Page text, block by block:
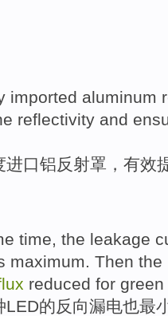
imported aluminum
reflectivity and
进口铝反射罩， 有效
time, the leakage
maximum. Then the
reduced for green
LED的反向漏电也最